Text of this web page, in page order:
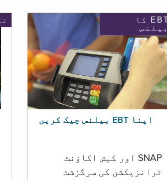
EBT کا
بیلنس
اپنا EBT بیلنس چیک کریں
SNAP اور کیش اکاؤنٹ
ٹرانزیکشن کی سرگزشت